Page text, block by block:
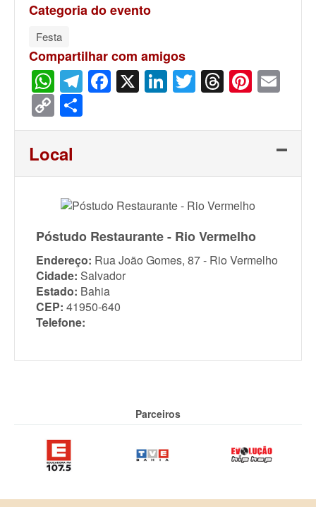
Categoria do evento
Festa
Compartilhar com amigos
WhatsApp
Telegram
Facebook
X LinkedIn
Twitter
Threads
Copy
Link
Local
Póstudo Restaurante - Rio Vermelho
Endereço: Rua João Gomes, 87 - Rio Vermelho
Cidade: Salvador
Estado: Bahia
CEP: 41950-640
Telefone:
Parceiros